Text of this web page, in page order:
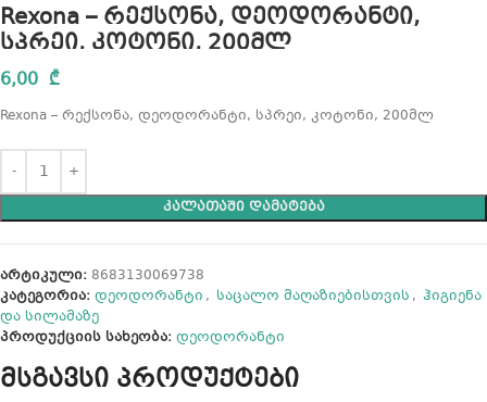
Rexona – რექსონა, დეოდორანტი,
სპრეი, კოტონი, 200მლ
6,00 ₾
Rexona – რექსონა, დეოდორანტი, სპრეი, კოტონი, 200მლ
ᲙᲐᲚᲐᲗᲐᲨᲘ ᲓᲐᲛᲐᲢᲔᲑᲐ
არტიკული: 8683130069738
კატეგორია: დეოდორანტი , საცალო მაღაზიებისთვის , ჰიგიენა
და სილამაზე
პროდუქციის სახეობა: დეოდორანტი
მსგავსი პროდუქტები